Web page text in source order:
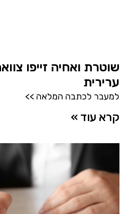
שוטרת ואחיה זייפו
ערירית
למעבר לכתבה המלאה >>
קרא עוד »